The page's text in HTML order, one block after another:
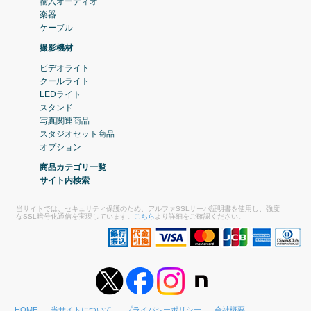
楽器
ケーブル
撮影機材
ビデオライト
クールライト
LEDライト
スタンド
写真関連商品
スタジオセット商品
オプション
商品カテゴリ一覧
サイト内検索
当サイトでは、セキュリティ保護のため、アルファSSLサーバ証明書を使用し、強度
なSSL暗号化通信を実現しています。
こちら より詳細をご確認ください。